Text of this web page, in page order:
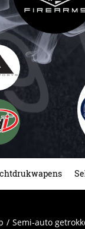
/ Semi-auto